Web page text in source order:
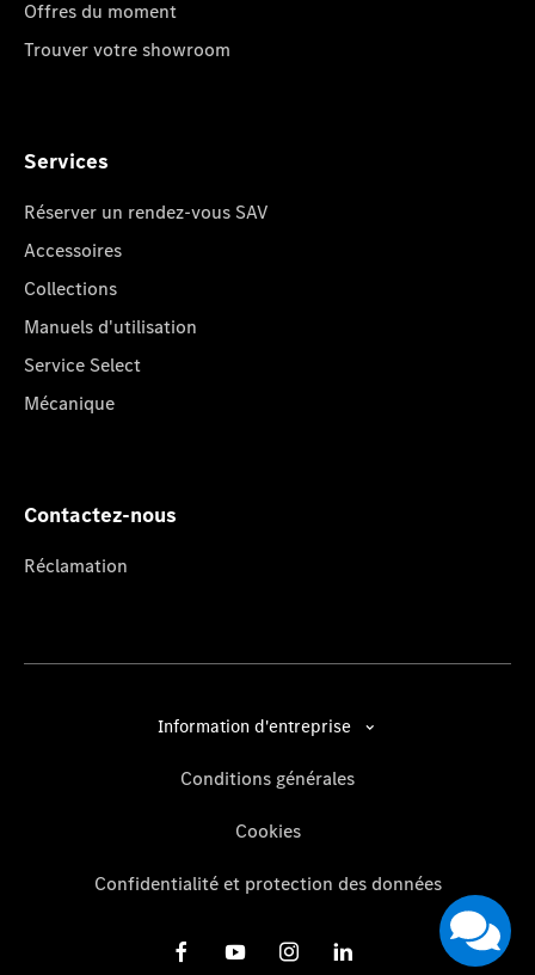
Offres du moment
Trouver votre showroom
Services
Réserver un rendez-vous SAV
Accessoires
Collections
Manuels d'utilisation
Service Select
Mécanique
Contactez-nous
Réclamation
Information d'entreprise
Conditions générales
Cookies
Confidentialité et protection des données